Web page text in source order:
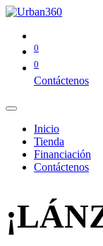
0
0
Contáctenos
Inicio
Tienda
Financiación
Contáctenos